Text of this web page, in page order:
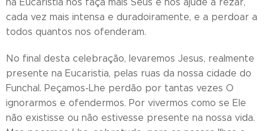
cada vez mais intensa e duradoiramente, e a perdoar a
todos quantos nos ofenderam.
No final desta celebração, levaremos Jesus, realmente
presente na Eucaristia, pelas ruas da nossa cidade do
Funchal. Peçamos-Lhe perdão por tantas vezes O
ignorarmos e ofendermos. Por vivermos como se Ele
não existisse ou não estivesse presente na nossa vida.